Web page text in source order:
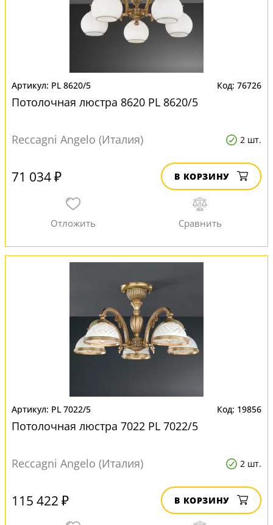
PL 8620/5 76726
Потолочная люстра 8620 PL 8620/5
Reccagni Angelo (Италия) 2 шт.
71 034 ₽ В КОРЗИНУ
PL 7022/5 19856
Потолочная люстра 7022 PL 7022/5
Reccagni Angelo (Италия) 2 шт.
115 422 ₽ В КОРЗИНУ